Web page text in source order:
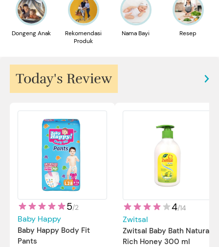
Dongeng Anak
Rekomendasi
Produk
Nama Bayi Resep
Today's Review
5/2
Baby Happy
Baby Happy Body Fit
Pants
4/14
Zwitsal
Zwitsal Baby Bath Natural
Rich Honey 300 ml